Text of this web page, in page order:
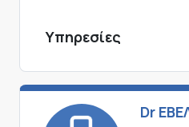
Υπηρεσίες
Dr